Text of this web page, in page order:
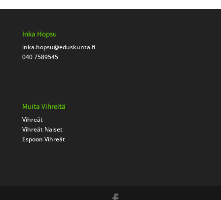
Inka Hopsu
inka.hopsu@eduskunta.fi
040 7589545
Muita Vihreitä
Vihreät
Vihreät Naiset
Espoon Vihreät